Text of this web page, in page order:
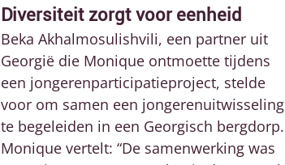
Diversiteit zorgt voor eenheid
Beka Akhalmosulishvili, een partner uit
Georgië die Monique ontmoette tijdens
een jongerenparticipatieproject, stelde
voor om samen een jongerenuitwisseling
te begeleiden in een Georgisch bergdorp.
Monique vertelt: “De samenwerking was